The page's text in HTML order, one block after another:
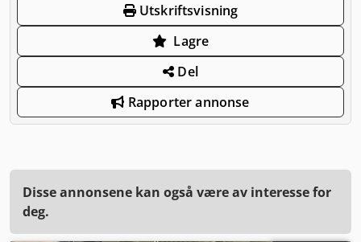
Utskriftsvisning
Lagre
Del
Rapporter annonse
Disse annonsene kan også være av interesse for
deg.